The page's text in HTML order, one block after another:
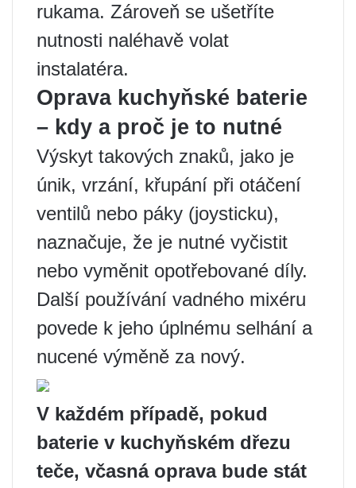
rukama. Zároveň se ušetříte
nutnosti naléhavě volat
instalatéra.
Oprava kuchyňské baterie
– kdy a proč je to nutné
Výskyt takových znaků, jako je
únik, vrzání, křupání při otáčení
ventilů nebo páky (joysticku),
naznačuje, že je nutné vyčistit
nebo vyměnit opotřebované díly.
Další používání vadného mixéru
povede k jeho úplnému selhání a
nucené výměně za nový.
V každém případě, pokud
baterie v kuchyňském dřezu
teče, včasná oprava bude stát